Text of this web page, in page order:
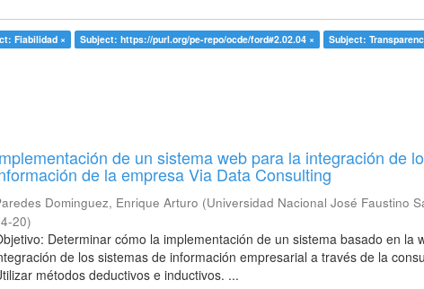
Fiabilidad × Subject: https://purl.org/pe-repo/ocde/ford#2.02.04 × Subject:
de un sistema web para la integración de
de la empresa Via Data Consulting
Dominguez, Enrique Arturo (Universidad Nacional José Faustino
20)
Determinar cómo la implementación de un sistema basado en la
de los sistemas de información empresarial a través de la
métodos deductivos e inductivos. ...